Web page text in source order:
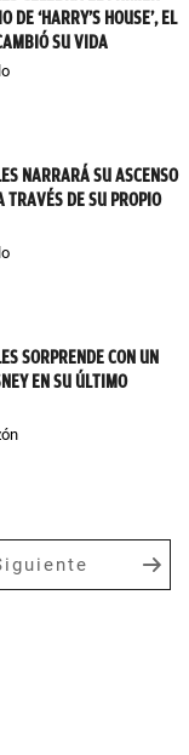
DE ‘HARRY’S HOUSE’, EL
SU VIDA
NARRARÁ SU ASCENSO
DE SU PROPIO
SORPRENDE CON UN
EN SU ÚLTIMO